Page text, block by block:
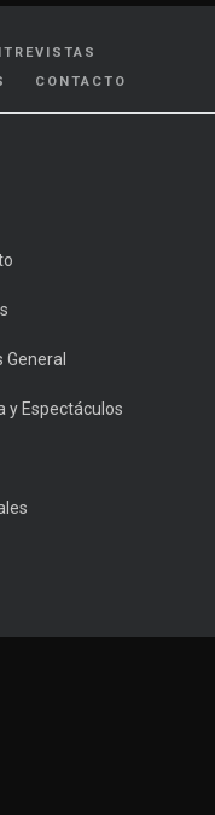
CONTACTO
General
y Espectáculos